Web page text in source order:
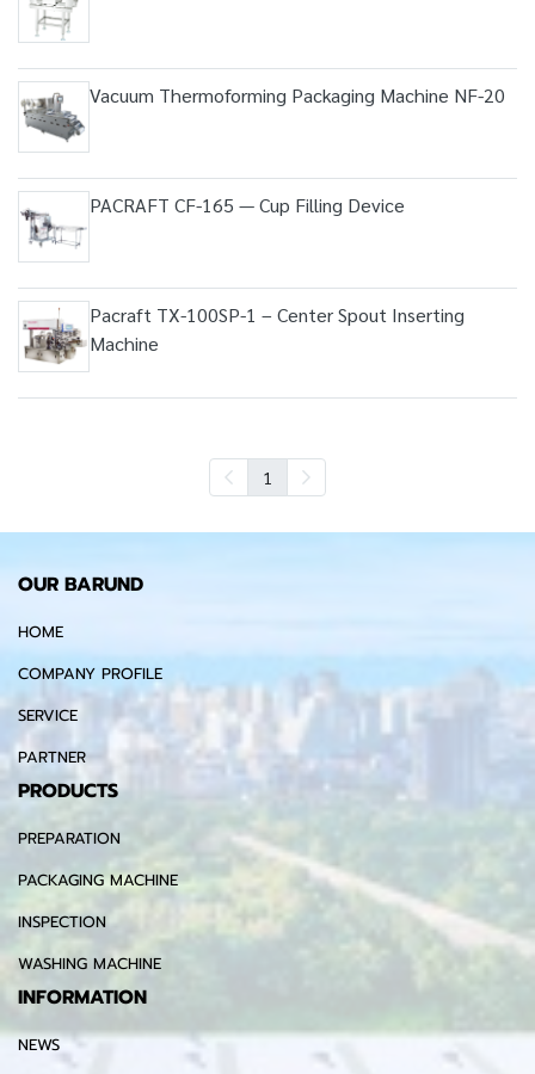
Vacuum Thermoforming Packaging Machine NF-20
PACRAFT CF-165 — Cup Filling Device
Pacraft TX-100SP-1 – Center Spout Inserting
Machine
1
OUR BARUND
HOME
COMPANY PROFILE
SERVICE
PARTNER
PRODUCTS
PREPARATION
PACKAGING MACHINE
INSPECTION
WASHING MACHINE
INFORMATION
NEWS